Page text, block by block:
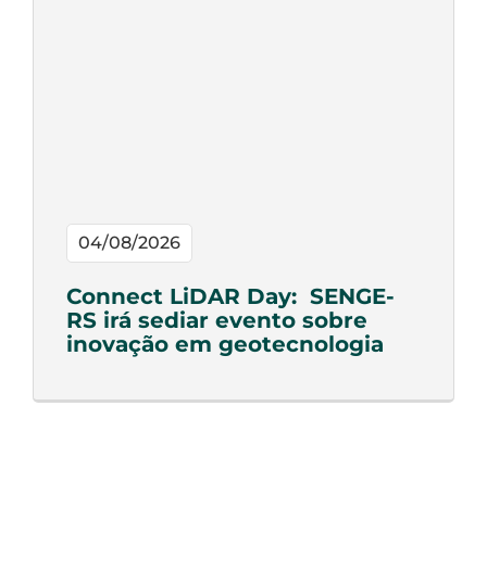
04/08/2026
Connect LiDAR Day: SENGE-
RS irá sediar evento sobre
inovação em geotecnologia